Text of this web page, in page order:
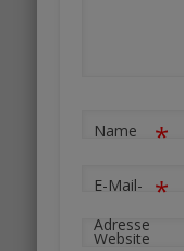
Name *
E-Mail-
Adresse
*
Website